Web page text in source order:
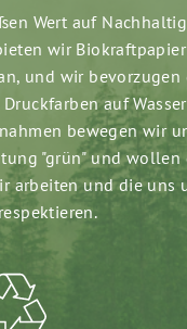
Wert auf
wir Biokraftpapier
und wir bevorzugen
auf
bewegen wir
"grün" und wollen
arbeiten und die uns